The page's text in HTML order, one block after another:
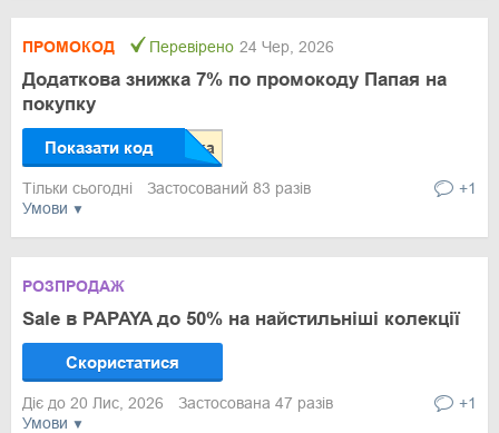
Умови
ПРОМОКОД Перевірено 24 Чер, 2026
Додаткова знижка 7% по промокоду Папая на
покупку
Показати код
Тільки сьогодні Застосований 83 разів +1
Умови
РОЗПРОДАЖ
Sale в PAPAYA до 50% на найстильніші колекції
Скористатися
Діє до 20 Лис, 2026 Застосована 47 разів +1